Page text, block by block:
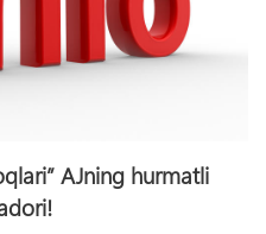
AJning hurmatli